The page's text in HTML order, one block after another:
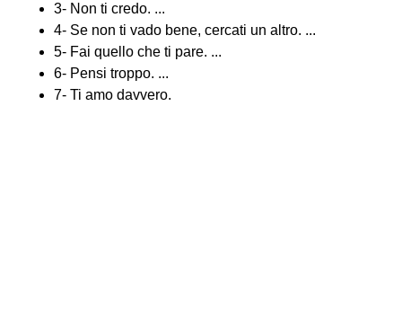
3- Non ti credo. ...
4- Se non ti vado bene, cercati un altro. ...
5- Fai quello che ti pare. ...
6- Pensi troppo. ...
7- Ti amo davvero.